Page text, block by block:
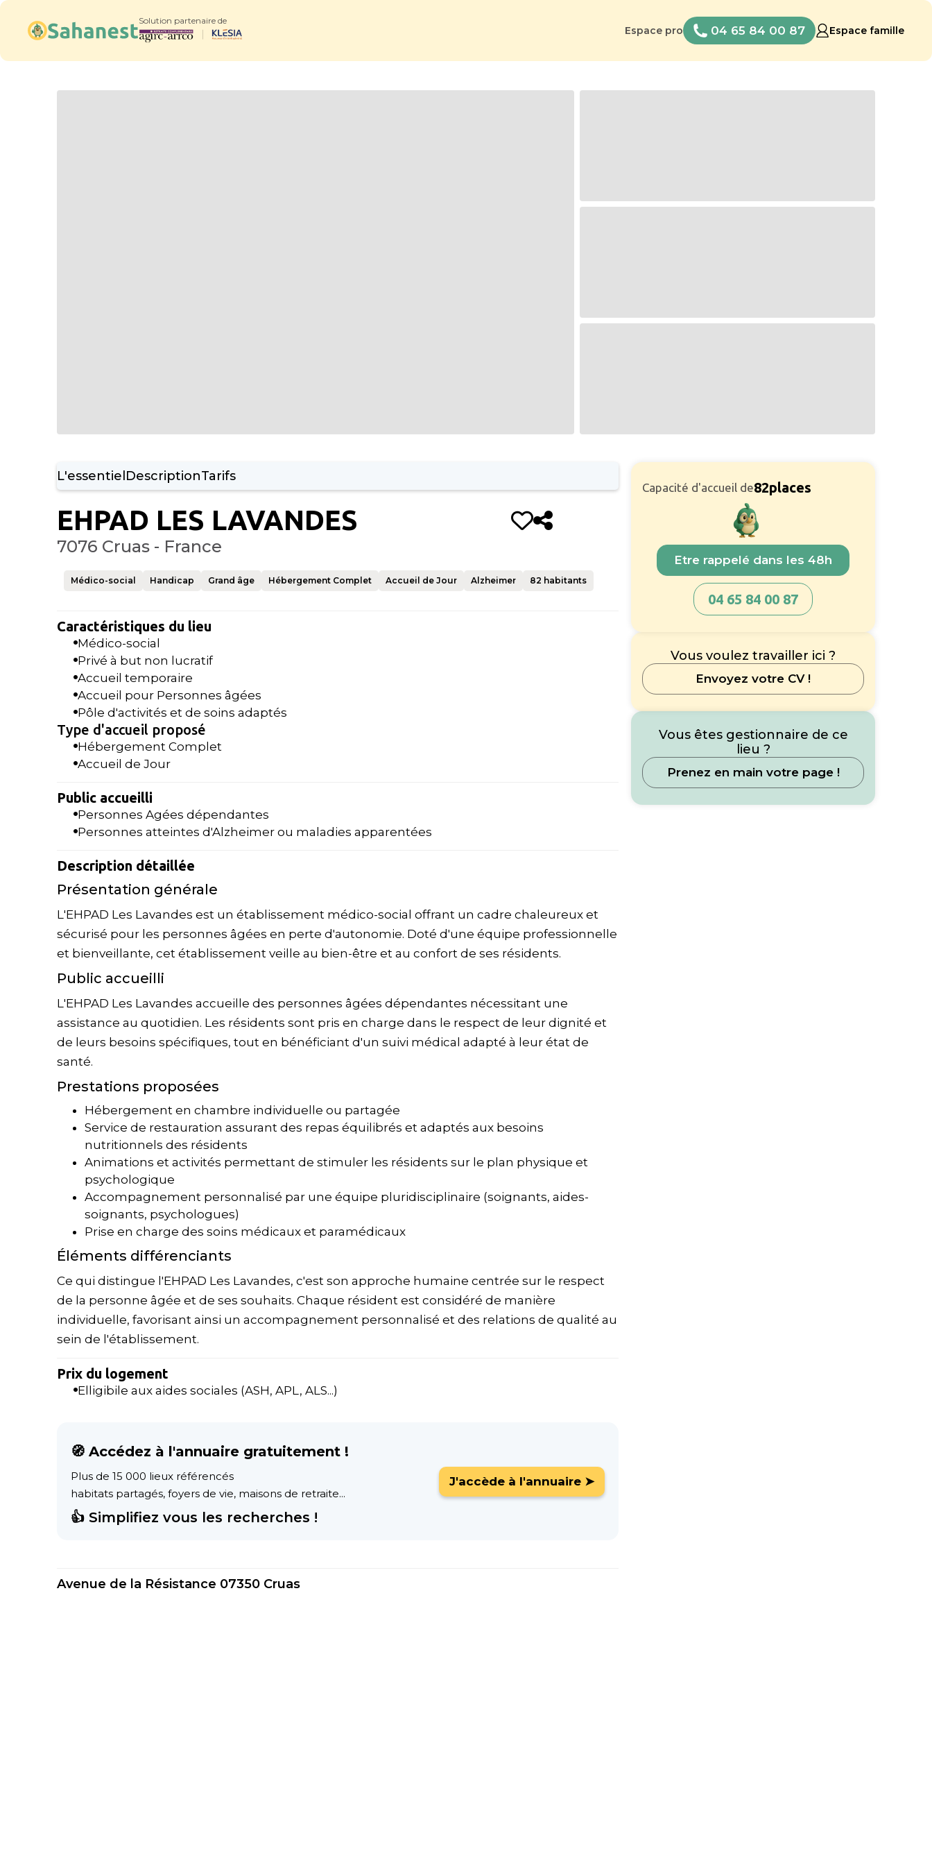
Solution partenaire de
Espace pro 04 65 84 00 87 Espace famille
L'essentielDescriptionTarifs
EHPAD LES LAVANDES
7076 Cruas - France
Médico-social Handicap Grand âge Hébergement Complet Accueil de Jour Alzheimer 82 habitants
Caractéristiques du lieu
Médico-social
Privé à but non lucratif
Accueil temporaire
Accueil pour Personnes âgées
Pôle d'activités et de soins adaptés
Type d'accueil proposé
Hébergement Complet
Accueil de Jour
Public accueilli
Personnes Agées dépendantes
Personnes atteintes d'Alzheimer ou maladies apparentées
Description détaillée
Présentation générale
L'EHPAD Les Lavandes est un établissement médico-social offrant un cadre chaleureux et
sécurisé pour les personnes âgées en perte d'autonomie. Doté d'une équipe professionnelle
et bienveillante, cet établissement veille au bien-être et au confort de ses résidents.
Public accueilli
L'EHPAD Les Lavandes accueille des personnes âgées dépendantes nécessitant une
assistance au quotidien. Les résidents sont pris en charge dans le respect de leur dignité et
de leurs besoins spécifiques, tout en bénéficiant d'un suivi médical adapté à leur état de
santé.
Prestations proposées
Hébergement en chambre individuelle ou partagée
Service de restauration assurant des repas équilibrés et adaptés aux besoins
nutritionnels des résidents
Animations et activités permettant de stimuler les résidents sur le plan physique et
psychologique
Accompagnement personnalisé par une équipe pluridisciplinaire (soignants, aides-
soignants, psychologues)
Prise en charge des soins médicaux et paramédicaux
Éléments différenciants
Ce qui distingue l'EHPAD Les Lavandes, c'est son approche humaine centrée sur le respect
de la personne âgée et de ses souhaits. Chaque résident est considéré de manière
individuelle, favorisant ainsi un accompagnement personnalisé et des relations de qualité au
sein de l'établissement.
Prix du logement
Elligibile aux aides sociales (ASH, APL, ALS...)
🧭 Accédez à l'annuaire gratuitement !
Plus de 15 000 lieux référencés
habitats partagés, foyers de vie, maisons de retraite...
👍 Simplifiez vous les recherches !
J'accède à l'annuaire ➤
Avenue de la Résistance 07350 Cruas
Capacité d'accueil de82places
Etre rappelé dans les 48h
04 65 84 00 87
Vous voulez travailler ici ?
Envoyez votre CV !
Vous êtes gestionnaire de ce
lieu ?
Prenez en main votre page !